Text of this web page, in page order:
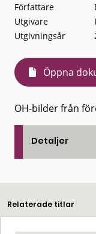
Författare
Utgivare
Utgivningsår
Öppna
OH-bilder från
Detaljer
Relaterade titlar